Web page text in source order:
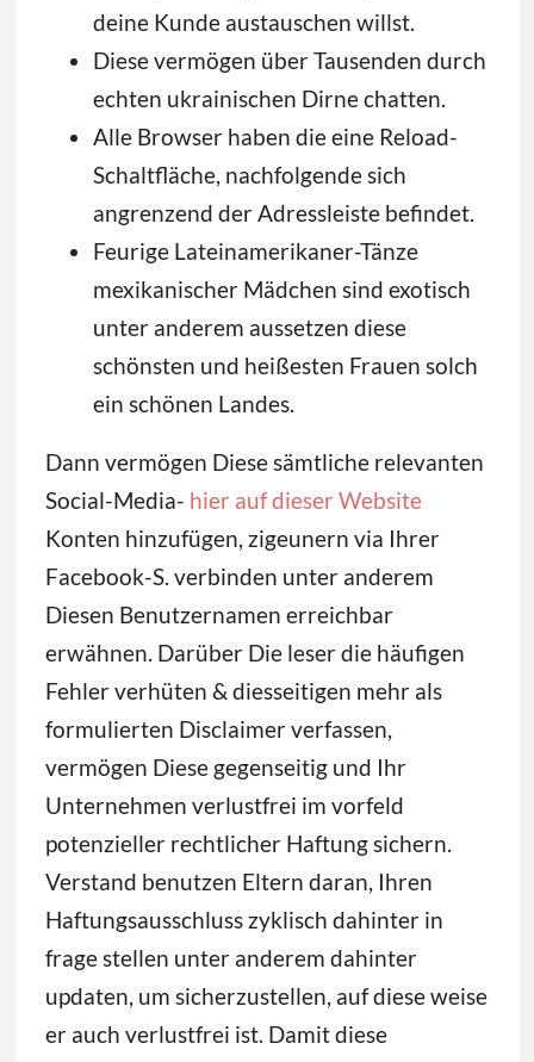
deine Kunde austauschen willst.
Diese vermögen über Tausenden durch
echten ukrainischen Dirne chatten.
Alle Browser haben die eine Reload-
Schaltfläche, nachfolgende sich
angrenzend der Adressleiste befindet.
Feurige Lateinamerikaner-Tänze
mexikanischer Mädchen sind exotisch
unter anderem aussetzen diese
schönsten und heißesten Frauen solch
ein schönen Landes.
Dann vermögen Diese sämtliche relevanten
Social-Media- hier auf dieser Website
Konten hinzufügen, zigeunern via Ihrer
Facebook-S. verbinden unter anderem
Diesen Benutzernamen erreichbar
erwähnen. Darüber Die leser die häufigen
Fehler verhüten & diesseitigen mehr als
formulierten Disclaimer verfassen,
vermögen Diese gegenseitig und Ihr
Unternehmen verlustfrei im vorfeld
potenzieller rechtlicher Haftung sichern.
Verstand benutzen Eltern daran, Ihren
Haftungsausschluss zyklisch dahinter in
frage stellen unter anderem dahinter
updaten, um sicherzustellen, auf diese weise
er auch verlustfrei ist. Damit diese